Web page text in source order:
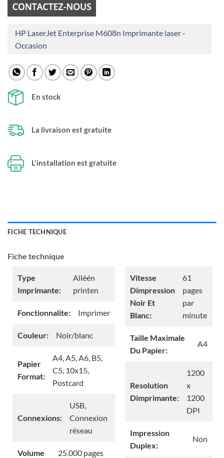
HP LaserJet Enterprise M608n Imprimante laser -
Occasion
En stock
La livraison est gratuite
L'installation est gratuite
FICHE TECHNIQUE
Fiche technique
Type
Imprimante:
Alléén
printen
Fonctionnalite: Imprimer
Couleur: Noir/blanc
Papier
Format:
A4, A5, A6, B5,
C5, 10x15,
Postcard
Connexions:
USB,
Connexion
réseau
Volume
25.000 pages
Vitesse
Dimpression
Noir Et
Blanc:
61
pages
par
minute
Taille Maximale
Du Papier:
A4
Resolution
Dimprimante:
1200
x
1200
DPI
Impression
Duplex:
Non